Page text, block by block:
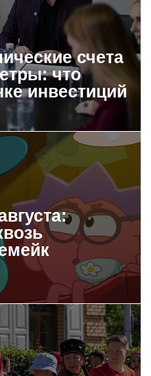
счета
что
инвестиций